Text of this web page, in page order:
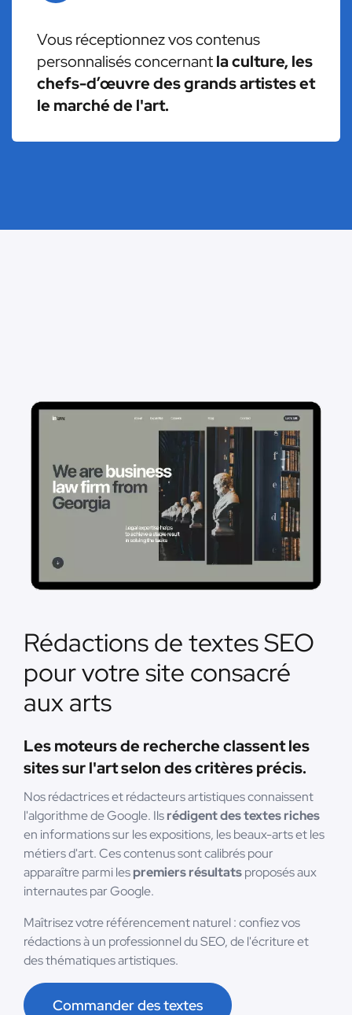
Vous réceptionnez vos contenus
personnalisés concernantla culture, les
chefs-d’œuvre des grands artistes et
le marché de l'art.
Rédactions de textes SEO
pour votre site consacré
aux arts
Les moteurs de recherche classent les
sites sur l'art selon des critères précis.
Nos rédactrices et rédacteurs artistiques connaissent
l'algorithme de Google. Ilsrédigent des textes riches
en informations sur les expositions, les beaux-arts et les
métiers d'art. Ces contenus sont calibrés pour
apparaître parmi lespremiers résultatsproposés aux
internautes par Google.
Maîtrisez votre référencement naturel : confiez vos
rédactions à un professionnel du SEO, de l'écriture et
des thématiques artistiques.
Commander des textes